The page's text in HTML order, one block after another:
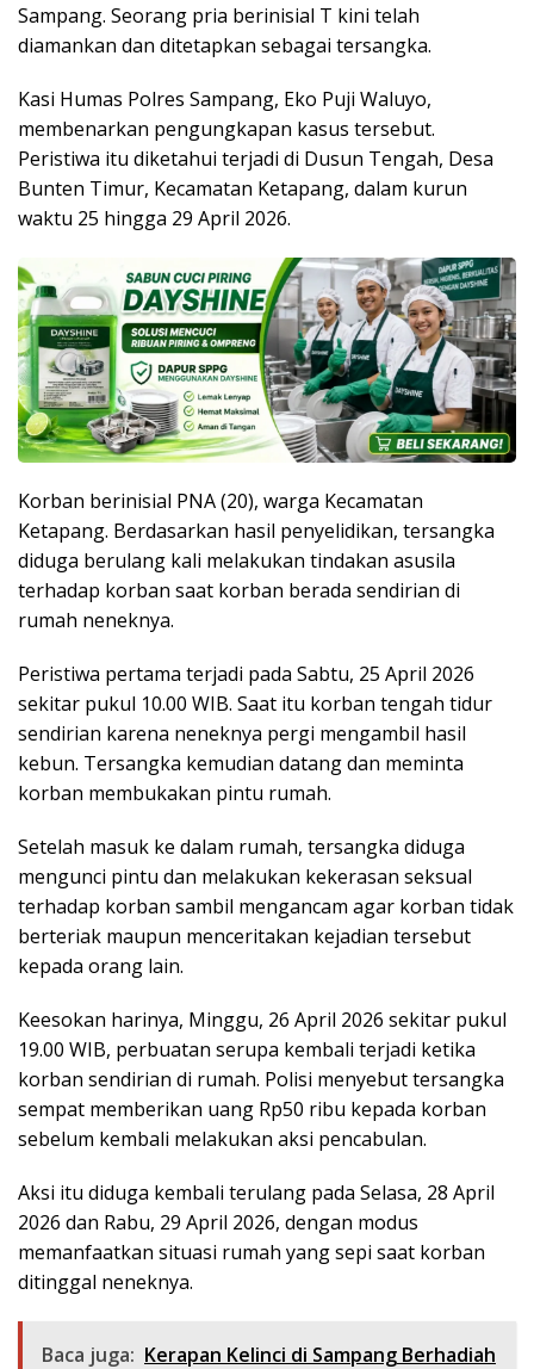
Sampang. Seorang pria berinisial T kini telah
diamankan dan ditetapkan sebagai tersangka.
Kasi Humas Polres Sampang, Eko Puji Waluyo,
membenarkan pengungkapan kasus tersebut.
Peristiwa itu diketahui terjadi di Dusun Tengah, Desa
Bunten Timur, Kecamatan Ketapang, dalam kurun
waktu 25 hingga 29 April 2026.
Korban berinisial PNA (20), warga Kecamatan
Ketapang. Berdasarkan hasil penyelidikan, tersangka
diduga berulang kali melakukan tindakan asusila
terhadap korban saat korban berada sendirian di
rumah neneknya.
Peristiwa pertama terjadi pada Sabtu, 25 April 2026
sekitar pukul 10.00 WIB. Saat itu korban tengah tidur
sendirian karena neneknya pergi mengambil hasil
kebun. Tersangka kemudian datang dan meminta
korban membukakan pintu rumah.
Setelah masuk ke dalam rumah, tersangka diduga
mengunci pintu dan melakukan kekerasan seksual
terhadap korban sambil mengancam agar korban tidak
berteriak maupun menceritakan kejadian tersebut
kepada orang lain.
Keesokan harinya, Minggu, 26 April 2026 sekitar pukul
19.00 WIB, perbuatan serupa kembali terjadi ketika
korban sendirian di rumah. Polisi menyebut tersangka
sempat memberikan uang Rp50 ribu kepada korban
sebelum kembali melakukan aksi pencabulan.
Aksi itu diduga kembali terulang pada Selasa, 28 April
2026 dan Rabu, 29 April 2026, dengan modus
memanfaatkan situasi rumah yang sepi saat korban
ditinggal neneknya.
Baca juga: Kerapan Kelinci di Sampang Berhadiah